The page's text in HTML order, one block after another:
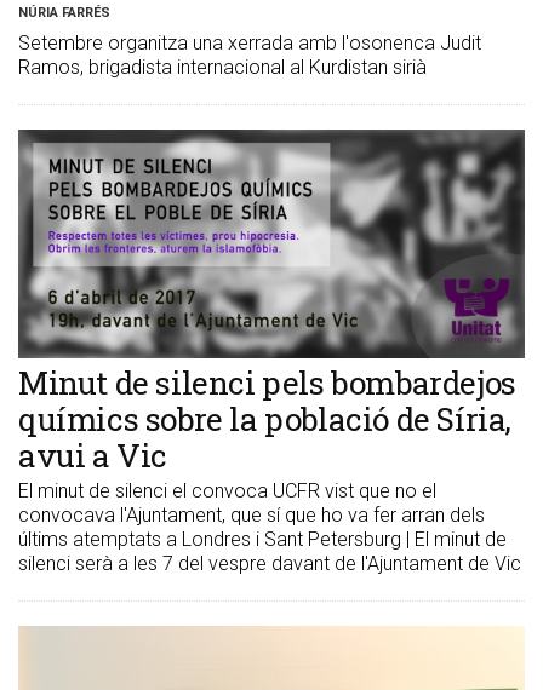
NÚRIA FARRÉS
Setembre organitza una xerrada amb l'osonenca Judit
Ramos, brigadista internacional al Kurdistan sirià
Minut de silenci pels bombardejos
químics sobre la població de Síria,
avui a Vic
El minut de silenci el convoca UCFR vist que no el
convocava l'Ajuntament, que sí que ho va fer arran dels
últims atemptats a Londres i Sant Petersburg | El minut de
silenci serà a les 7 del vespre davant de l'Ajuntament de Vic